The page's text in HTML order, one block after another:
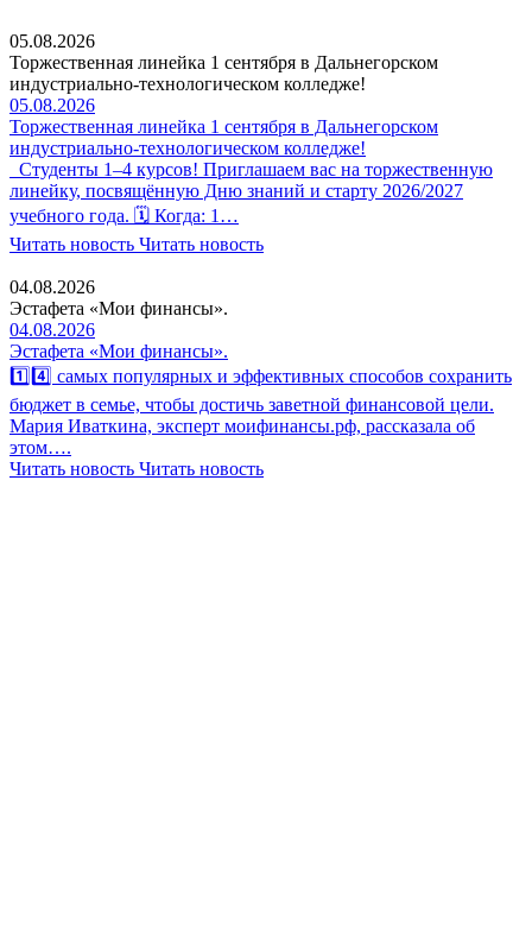
05.08.2026
Торжественная линейка 1 сентября в Дальнегорском
индустриально-технологическом колледже!
05.08.2026
Торжественная линейка 1 сентября в Дальнегорском
индустриально-технологическом колледже!
Студенты 1–4 курсов! Приглашаем вас на торжественную
линейку, посвящённую Дню знаний и старту 2026/2027
учебного года. 🗓 Когда: 1…
Читать новость Читать новость
04.08.2026
Эстафета «Мои финансы».
04.08.2026
Эстафета «Мои финансы».
1️⃣4️⃣ самых популярных и эффективных способов сохранить
бюджет в семье, чтобы достичь заветной финансовой цели.
Мария Иваткина, эксперт моифинансы.рф, рассказала об
этом….
Читать новость Читать новость